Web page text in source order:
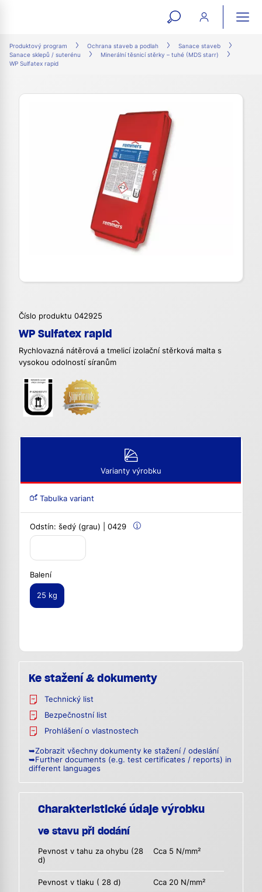
open
search
form
Produktový program Ochrana staveb a podlah
Sanace staveb
Sanace sklepů / suterénu
Minerální těsnicí stěrky – tuhé (MDS starr)
WP Sulfatex rapid
Číslo produktu 042925
WP Sulfatex rapid
Rychlovazná nátěrová a tmelicí izolační stěrková malta s
vysokou odolností síranům
Varianty výrobku
Tabulka variant
Odstín: šedý (grau) | 0429
Balení
25 kg
Ke stažení & dokumenty
Technický list
Bezpečnostní list
Prohlášení o vlastnostech
➥Zobrazit všechny dokumenty ke stažení / odeslání
➥Further documents (e.g. test certificates / reports) in
different languages
Charakteristické údaje výrobku
ve stavu při dodání
Pevnost v tahu za ohybu (28
d)
Cca 5 N/mm²
Pevnost v tlaku ( 28 d) Cca 20 N/mm²